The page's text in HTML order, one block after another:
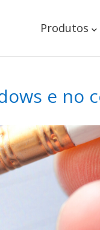
Produtos
e no